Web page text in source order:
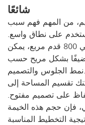
شائعًا
من المهم فهم سبب
على نطاق واسع.
مع مساحة قابلة للاستخدام تبلغ حوالي 800 قدم مربع، يمكن
الخيمة استيعاب ما بين 40 إلى 80 ضيفًا بشكل مريح حسب
نمط الجلوس والتصميم.
تقسيم المساحة إلى
على تصميم مفتوح.
فإن حجم هذه الخيمة